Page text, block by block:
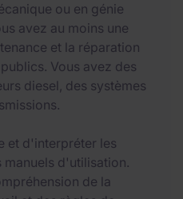
ou en génie
avez au moins une
et la réparation
Vous avez des
diesel, des systèmes
et d'interpréter les
manuels d'utilisation.
de la